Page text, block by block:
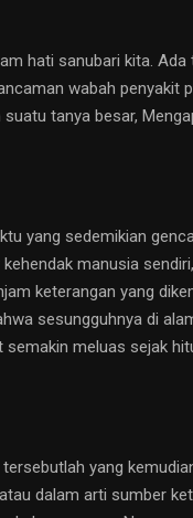
hati sanubari kita. Ada
wabah penyakit
tanya besar,
yang sedemikian
manusia
keterangan yang
sesungguhnya di
meluas sejak
yang
dalam arti sumber